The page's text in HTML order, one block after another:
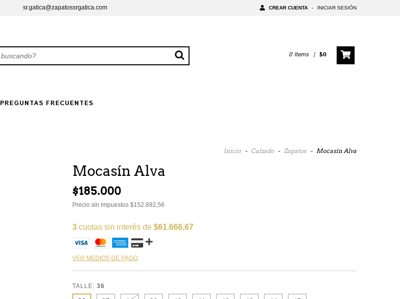
sr.gatica@zapatossrgatica.com CREAR CUENTA - INICIAR SESIÓN
0 Items | $0
PREGUNTAS FRECUENTES
Inicio - Calzado - Zapatos - Mocasín Alva
Mocasín Alva
$185.000
Precio sin impuestos $152.892,56
3 cuotas sin interés de $61.666,67
VER MEDIOS DE PAGO
TALLE: 36